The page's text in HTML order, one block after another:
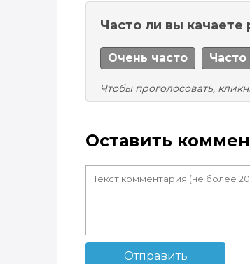
Часто ли вы
Очень часто Часто
Чтобы проголосовать,
Оставить
Отправить